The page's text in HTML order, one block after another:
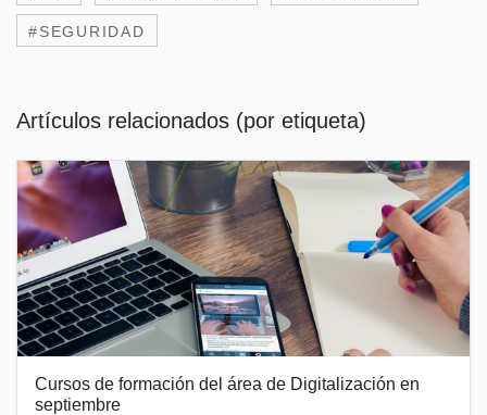
#SEGURIDAD
Artículos relacionados (por etiqueta)
Cursos de formación del área de Digitalización en
septiembre